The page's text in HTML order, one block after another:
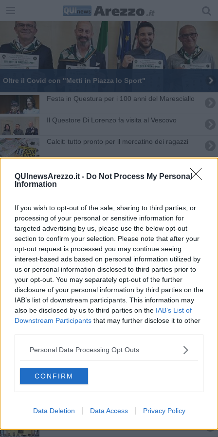
QUInewsArezzo.it - Do Not Process My Personal
Information
If you wish to opt-out of the sale, sharing to third parties, or
processing of your personal or sensitive information for
targeted advertising by us, please use the below opt-out
section to confirm your selection. Please note that after your
opt-out request is processed you may continue seeing
interest-based ads based on personal information utilized by
us or personal information disclosed to third parties prior to
your opt-out. You may separately opt-out of the further
disclosure of your personal information by third parties on the
IAB’s list of downstream participants. This information may
also be disclosed by us to third parties on the IAB’s List of
Downstream Participants that may further disclose it to other
Personal Data Processing Opt Outs
CONFIRM
Data Deletion Data Access Privacy Policy
Oltre il Covid con "Metti in Piazza lo Sport"
Festa in Questura per i 100 anni del Maresciallo
Il Questore Di Lorenzo fa visita al Vescovo
Calcit: tutto pronto per il mercatino dei ragazzi
Polizia
La Polizia ha celebrato San Michele Arcangelo
Targa a Graziella, tra le prime donne poliziotto
Torna "Metti in piazza lo sport", edizione 2023
​La Polizia di Stato ricorda Giovanni Palatucci
Arezzo ospita il Meeting Nazionale del Moto
Guzzi
Una giornata dedicata alla sicurezza stradale
​Al CAS Tortaia “Lo Sportello vicino a te”
"Un calcio all'epilessia", squadra del Comune in
Consegnate le ricompense ai poliziotti con merito